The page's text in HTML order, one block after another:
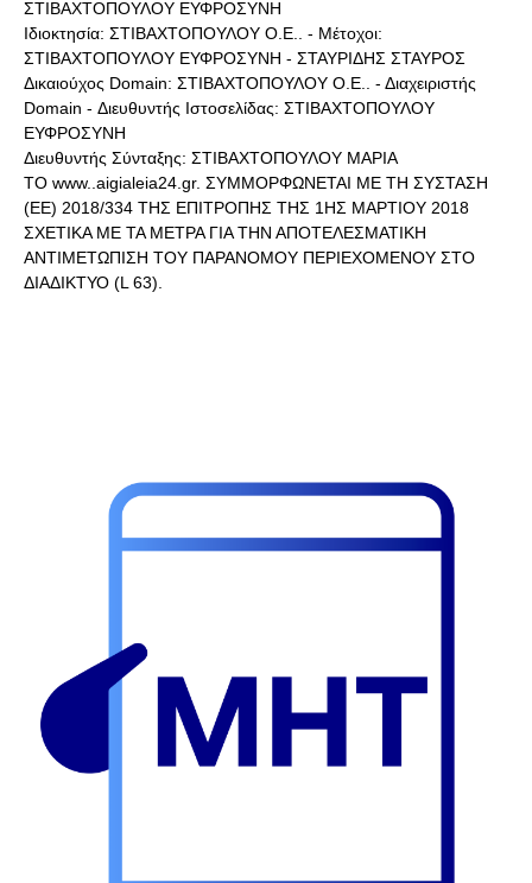
ΣΤΙΒΑΧΤΟΠΟΥΛΟΥ ΕΥΦΡΟΣΥΝΗ
Ιδιοκτησία: ΣΤΙΒΑΧΤΟΠΟΥΛΟΥ Ο.Ε.. - Μέτοχοι:
ΣΤΙΒΑΧΤΟΠΟΥΛΟΥ ΕΥΦΡΟΣΥΝΗ - ΣΤΑΥΡΙΔΗΣ ΣΤΑΥΡΟΣ
Δικαιούχος Domain: ΣΤΙΒΑΧΤΟΠΟΥΛΟΥ Ο.Ε.. - Διαχειριστής
Domain - Διευθυντής Ιστοσελίδας: ΣΤΙΒΑΧΤΟΠΟΥΛΟΥ
ΕΥΦΡΟΣΥΝΗ
Διευθυντής Σύνταξης: ΣΤΙΒΑΧΤΟΠΟΥΛΟΥ ΜΑΡΙΑ
ΤΟ www..aigialeia24.gr. ΣΥΜΜΟΡΦΩΝΕΤΑΙ ΜΕ ΤΗ ΣΥΣΤΑΣΗ
(ΕΕ) 2018/334 ΤΗΣ ΕΠΙΤΡΟΠΗΣ ΤΗΣ 1ΗΣ ΜΑΡΤΙΟΥ 2018
ΣΧΕΤΙΚΑ ΜΕ ΤΑ ΜΕΤΡΑ ΓΙΑ ΤΗΝ ΑΠΟΤΕΛΕΣΜΑΤΙΚΗ
ΑΝΤΙΜΕΤΩΠΙΣΗ ΤΟΥ ΠΑΡΑΝΟΜΟΥ ΠΕΡΙΕΧΟΜΕΝΟΥ ΣΤΟ
ΔΙΑΔΙΚΤΥΟ (L 63).